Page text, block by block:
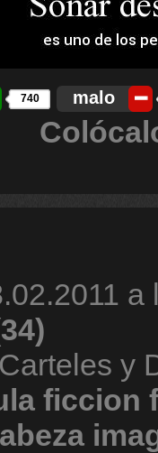
740 malo
a
y
ficcion